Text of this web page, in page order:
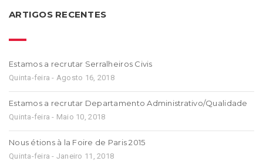
ARTIGOS RECENTES
Estamos a recrutar Serralheiros Civis
Quinta-feira - Agosto 16, 2018
Estamos a recrutar Departamento Administrativo/Qualidade
Quinta-feira - Maio 10, 2018
Nous étions à la Foire de Paris 2015
Quinta-feira - Janeiro 11, 2018